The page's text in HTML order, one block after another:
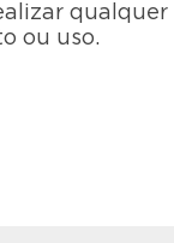
qualquer
ou uso.